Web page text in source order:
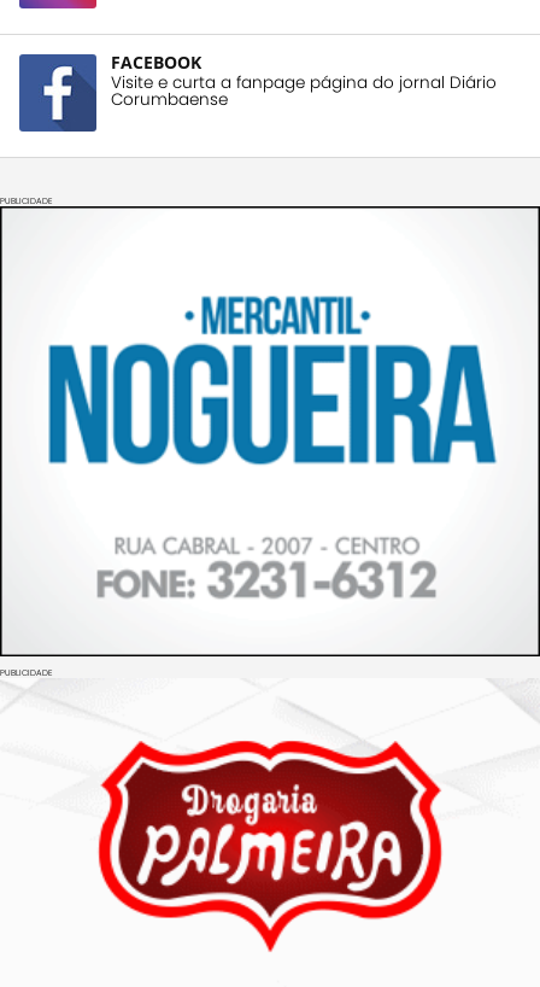
FACEBOOK
Visite e curta a fanpage página do jornal Diário
Corumbaense
PUBLICIDADE
PUBLICIDADE